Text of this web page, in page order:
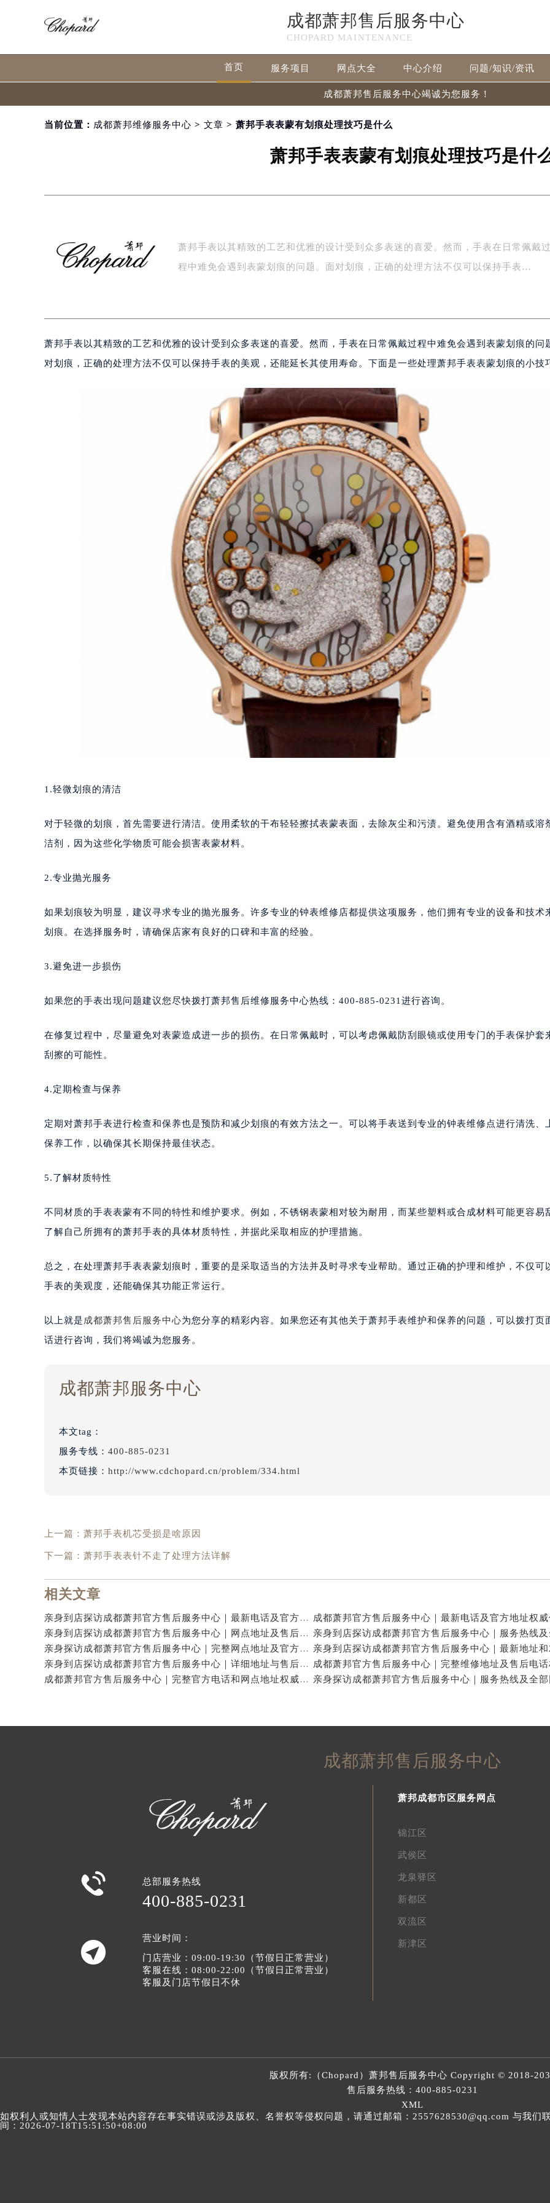
成都萧邦售后服务中心
CHOPARD MAINTENANCE
首页 服务项目 网点大全 中心介绍 问题/知识/资讯
成都萧邦售后服务中心竭诚为您服务！
当前位置： 成都萧邦维修服务中心 > 文章 > 萧邦手表表蒙有划痕处理技巧是什么
萧邦手表表蒙有划痕处理技巧是什
萧邦手表以其精致的工艺和优雅的设计受到众多表迷的喜爱。然而，手表在日常佩戴过
程中难免会遇到表蒙划痕的问题。面对划痕，正确的处理方法不仅可以保持手表…
萧邦手表以其精致的工艺和优雅的设计受到众多表迷的喜爱。然而，手表在日常佩戴过程中难免会遇到表蒙划痕的问
对划痕，正确的处理方法不仅可以保持手表的美观，还能延长其使用寿命。下面是一些处理萧邦手表表蒙划痕的小技
1.轻微划痕的清洁
对于轻微的划痕，首先需要进行清洁。使用柔软的干布轻轻擦拭表蒙表面，去除灰尘和污渍。避免使用含有酒精或溶
洁剂，因为这些化学物质可能会损害表蒙材料。
2.专业抛光服务
如果划痕较为明显，建议寻求专业的抛光服务。许多专业的钟表维修店都提供这项服务，他们拥有专业的设备和技术
划痕。在选择服务时，请确保店家有良好的口碑和丰富的经验。
3.避免进一步损伤
如果您的手表出现问题建议您尽快拨打萧邦售后维修服务中心热线：400-885-0231进行咨询。
在修复过程中，尽量避免对表蒙造成进一步的损伤。在日常佩戴时，可以考虑佩戴防刮眼镜或使用专门的手表保护套
刮擦的可能性。
4.定期检查与保养
定期对萧邦手表进行检查和保养也是预防和减少划痕的有效方法之一。可以将手表送到专业的钟表维修点进行清洗、
保养工作，以确保其长期保持最佳状态。
5.了解材质特性
不同材质的手表表蒙有不同的特性和维护要求。例如，不锈钢表蒙相对较为耐用，而某些塑料或合成材料可能更容易
了解自己所拥有的萧邦手表的具体材质特性，并据此采取相应的护理措施。
总之，在处理萧邦手表表蒙划痕时，重要的是采取适当的方法并及时寻求专业帮助。通过正确的护理和维护，不仅可
手表的美观度，还能确保其功能正常运行。
以上就是 成都萧邦售后服务中心为您分享的精彩内容。如果您还有其他关于萧邦手表维护和保养的问题，可以拨打页
话进行咨询，我们将竭诚为您服务。
成都萧邦服务中心
本文tag：
服务专线： 400-885-0231
本页链接： http://www.cdchopard.cn/problem/334.html
上一篇： 萧邦手表机芯受损是啥原因
下一篇： 萧邦手表表针不走了处理方法详解
相关文章
亲身到店探访成都萧邦官方售后服务中心｜最新电话及官方地址（2026年7月最新）
亲身到店探访成都萧邦官方售后服务中心｜网点地址及售后热线（2026年7月最新）
亲身探访成都萧邦官方售后服务中心｜完整网点地址及官方热线（2026年7月最新）
亲身到店探访成都萧邦官方售后服务中心｜详细地址与售后服务电话（2026年7月最新）
成都萧邦官方售后服务中心｜完整官方电话和网点地址权威信息公示（2026年7月最新）
成都萧邦售后服务中心
 总部服务热线
400-885-0231

营业时间：
门店营业：09:00-19:30（节假日正常营业）
客服在线：08:00-22:00（节假日正常营业）
客服及门店节假日不休
萧邦成都市区服务网点
锦江区
武侯区
龙泉驿区
新都区
双流区
新津区
版权所有:（Chopard） 萧邦售后服务中心 Copyright © 2018-
售后服务热线： 400-885-0231
XML
如权利人或知情人士发现本站内容存在事实错误或涉及版权、名誉权等侵权问题，请通过邮箱：2557628530@qq.com 与我们
间：2026-07-18T15:51:50+08:00